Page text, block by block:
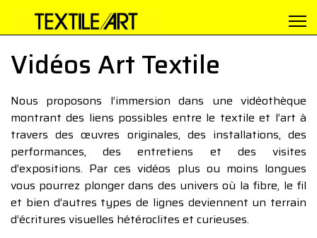
Vidéos Art Textile
Nous proposons l’immersion dans une vidéothèque
montrant des liens possibles entre le textile et l’art à
travers des œuvres originales, des installations, des
performances, des entretiens et des visites
d’expositions. Par ces vidéos plus ou moins longues
vous pourrez plonger dans des univers où la fibre, le fil
et bien d’autres types de lignes deviennent un terrain
d’écritures visuelles hétéroclites et curieuses.